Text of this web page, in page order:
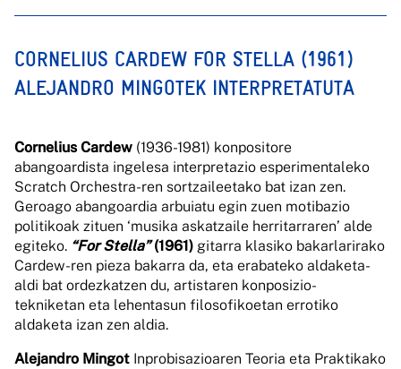
CORNELIUS CARDEW FOR STELLA (1961)
ALEJANDRO MINGOTEK INTERPRETATUTA
Cornelius Cardew (1936-1981) konpositore
abangoardista ingelesa interpretazio esperimentaleko
Scratch Orchestra-ren sortzaileetako bat izan zen.
Geroago abangoardia arbuiatu egin zuen motibazio
politikoak zituen ‘musika askatzaile herritarraren’ alde
egiteko. “For Stella”(1961) gitarra klasiko bakarlarirako
Cardew-ren pieza bakarra da, eta erabateko aldaketa-
aldi bat ordezkatzen du, artistaren konposizio-
tekniketan eta lehentasun filosofikoetan errotiko
aldaketa izan zen aldia.
Alejandro Mingot Inprobisazioaren Teoria eta Praktikako